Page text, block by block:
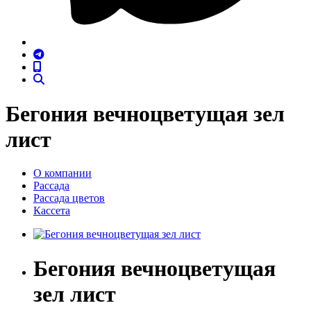
Бегония вечноцветущая зел
лист
О компании
Рассада
Рассада цветов
Кассета
Бегония вечноцветущая
зел лист